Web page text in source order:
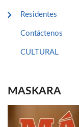
Residentes
Contáctenos
CULTURAL
MASKARA